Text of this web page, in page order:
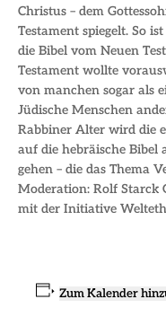
Christus – dem
Testament spiegelt. So
die Bibel vom Neuen
Testament wollte
von manchen sogar als
Jüdische Menschen
Rabbiner Alter wird die
auf die hebräische Bibel
gehen – die das Thema
Moderation: Rolf Starck
mit der Initiative
Zum Kalender